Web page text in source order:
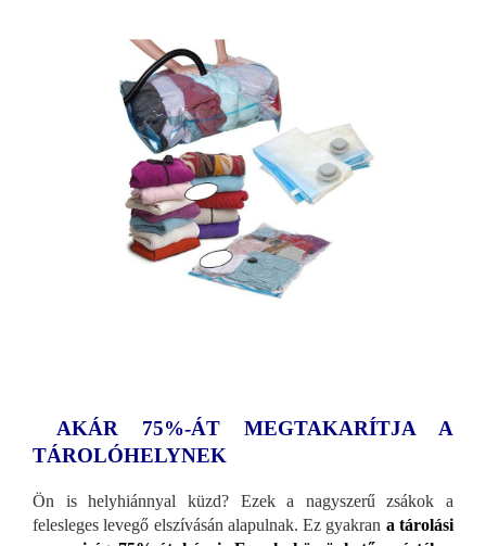
AKÁR 75%-ÁT MEGTAKARÍTJA A
TÁROLÓHELYNEK
Ön is helyhiánnyal küzd? Ezek a nagyszerű zsákok a
felesleges levegő elszívásán alapulnak. Ez gyakran a tárolási